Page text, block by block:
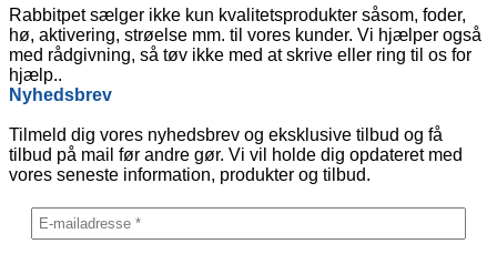
har
flere
varianter.
Mulighederne
kan
på
varesiden
Rabbitpet sælger ikke kun kvalitetsprodukter såsom, foder,
hø, aktivering, strøelse mm. til vores kunder. Vi hjælper også
med rådgivning, så tøv ikke med at skrive eller ring til os for
hjælp..
Nyhedsbrev
Tilmeld dig vores nyhedsbrev og eksklusive tilbud og få
tilbud på mail før andre gør. Vi vil holde dig opdateret med
vores seneste information, produkter og tilbud.